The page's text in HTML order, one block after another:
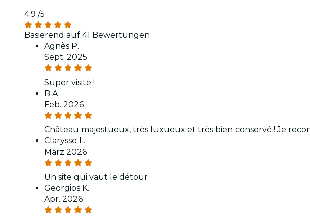
4.9 /5
Basierend auf 41 Bewertungen
Agnès P.
Sept. 2025
Super visite !
B A.
Feb. 2026
Château majestueux, très luxueux et très bien conservé ! Je
Clarysse L.
März 2026
Un site qui vaut le détour
Georgios K.
Apr. 2026